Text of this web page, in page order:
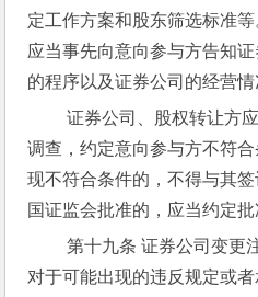
定工作方案和股东筛选标准
应当事先向意向参与方告知
的程序以及证券公司的经营情
证券公司、股权转让方应当对意向参与方做好尽职
调查，约定意向参与方不符
现不符合条件的，不得与其
国证监会批准的，应当约定批
第十九条 证券公司变更注册资本或者股权过程中，
对于可能出现的违反规定或